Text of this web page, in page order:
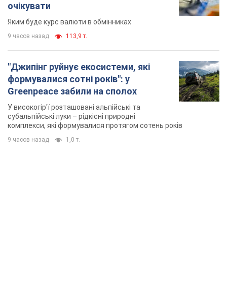
очікувати
Яким буде курс валюти в обмінниках
9 часов назад 113,9 т.
"Джипінг руйнує екосистеми, які
формувалися сотні років": у
Greenpeace забили на сполох
У високогір'ї розташовані альпійські та
субальпійські луки – рідкісні природні
комплекси, які формувалися протягом сотень років
9 часов назад 1,0 т.